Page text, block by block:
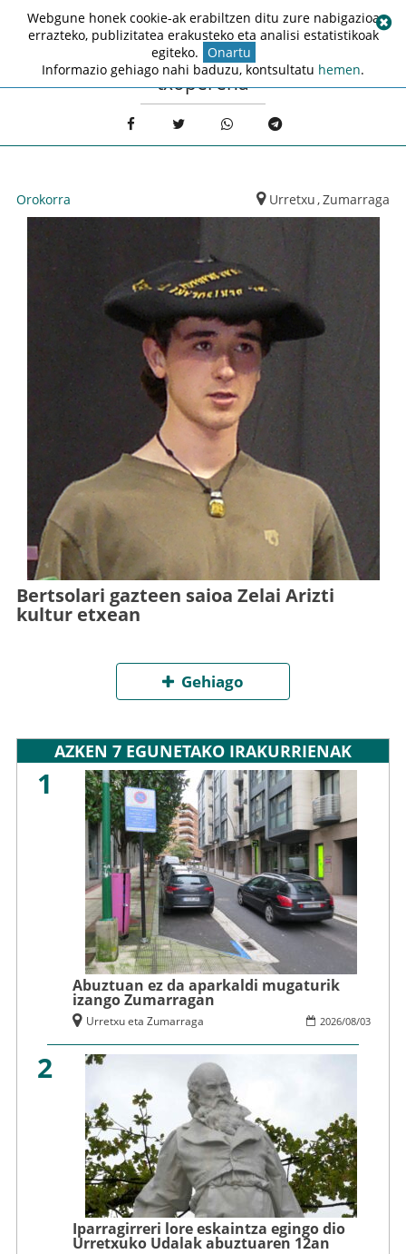
txoperena
Orokorra Urretxu,Zumarraga
Bertsolari gazteen saioa Zelai Arizti
kultur etxean
Gehiago
AZKEN 7 EGUNETAKO IRAKURRIENAK
1
Abuztuan ez da aparkaldi mugaturik
izango Zumarragan
2026/08/03
Urretxu eta Zumarraga
2
Iparragirreri lore eskaintza egingo dio
Urretxuko Udalak abuztuaren 12an
Webgune honek cookie-ak erabiltzen ditu zure nabigazioa
errazteko, publizitatea erakusteko eta analisi estatistikoak
egiteko. Onartu
Informazio gehiago nahi baduzu, kontsultatu hemen.